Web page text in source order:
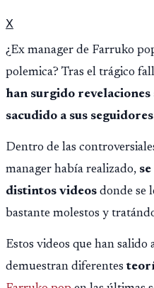
X
¿Ex manager de Farruko
polemica? Tras el trágico
han surgido
sacudido a sus seguidores
Dentro de las
manager había realizado,
distintos videos donde se
bastante molestos y
Estos videos que han
demuestran diferentes